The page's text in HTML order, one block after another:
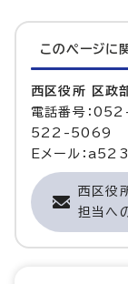
このページに
西区役所 区政
電話番号：
522-5069
Eメール：
西区役
担当へ